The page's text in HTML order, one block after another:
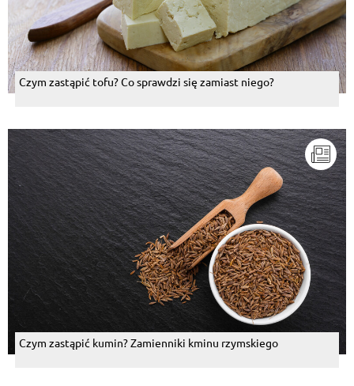
Czym zastąpić tofu? Co sprawdzi się zamiast niego?
Czym zastąpić kumin? Zamienniki kminu rzymskiego